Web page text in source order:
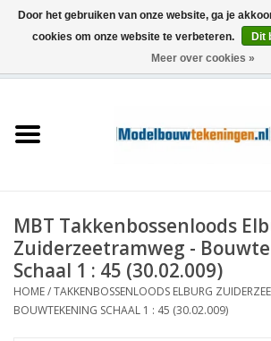
Schepen
Houtbouw
Scenery
MBT Takkenbossenloods
Zuiderzeetramweg -
Schaal 1 : 45 (30.02.009)
HOME/TAKKENBOSSENLOODS ELBURG
BOUWTEKENING SCHAAL 1 : 45 (30.02.009)
Door het gebruiken van onze website, ga je
cookies om onze website te verbeteren.
Dit
Meer over cookies »